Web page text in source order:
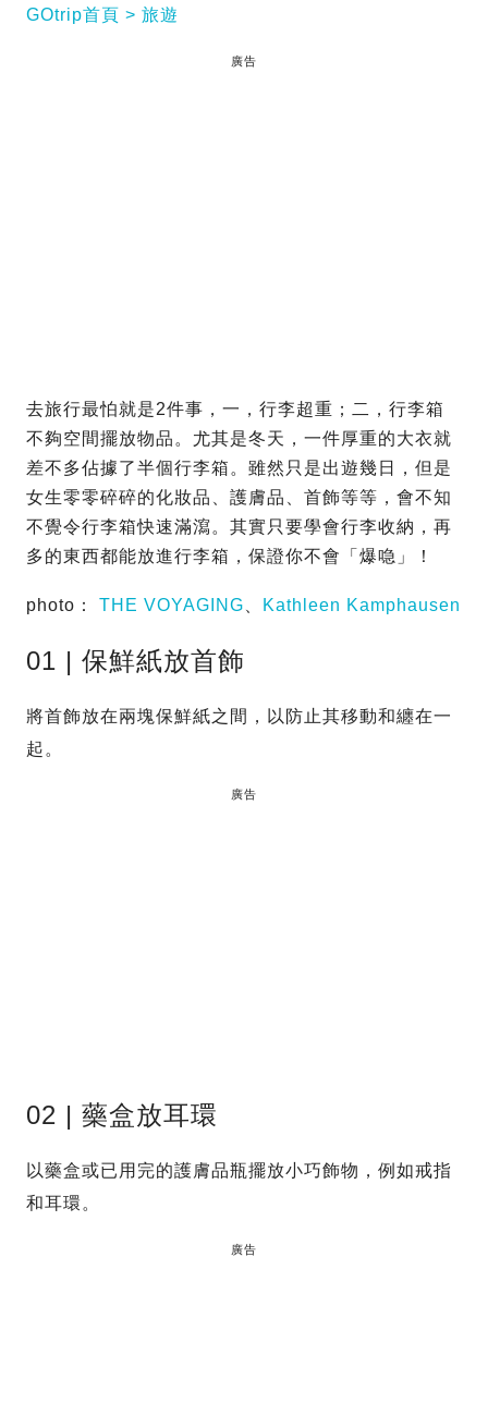
GOtrip首頁 旅遊
廣告
去旅行最怕就是2件事，一，行李超重；二，行李箱
不夠空間擺放物品。尤其是冬天，一件厚重的大衣就
差不多佔據了半個行李箱。雖然只是出遊幾日，但是
女生零零碎碎的化妝品、護膚品、首飾等等，會不知
不覺令行李箱快速滿瀉。其實只要學會行李收納，再
多的東西都能放進行李箱，保證你不會「爆喼」！
photo： THE VOYAGING Kathleen Kamphausen
01 | 保鮮紙放首飾
將首飾放在兩塊保鮮紙之間，以防止其移動和纏在一
起。
廣告
02 | 藥盒放耳環
以藥盒或已用完的護膚品瓶擺放小巧飾物，例如戒指
和耳環。
廣告